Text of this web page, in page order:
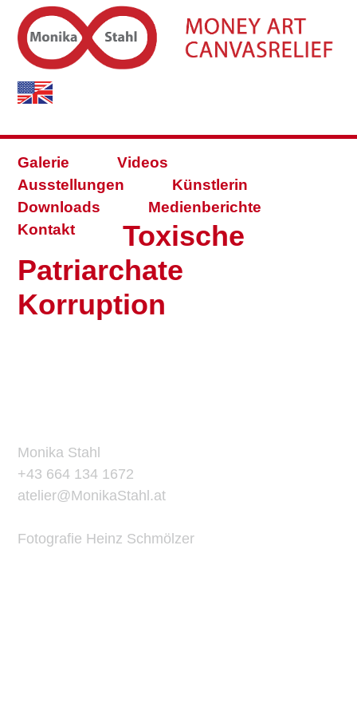
Galerie
Videos
Ausstellungen
Künstlerin
Downloads
Medienberichte
Kontakt
Toxische
Patriarchate
Korruption
Monika Stahl
+43 664 134 1672
atelier@MonikaStahl.at
Fotografie Heinz Schmölzer